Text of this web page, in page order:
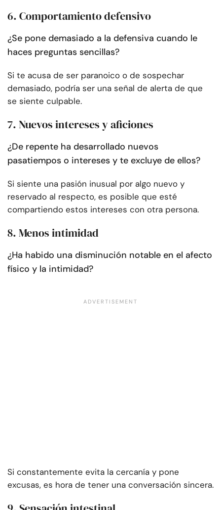
6. Comportamiento defensivo
¿Se pone demasiado a la defensiva cuando le
haces preguntas sencillas?
Si te acusa de ser paranoico o de sospechar
demasiado, podría ser una señal de alerta de que
se siente culpable.
7. Nuevos intereses y aficiones
¿De repente ha desarrollado nuevos
pasatiempos o intereses y te excluye de ellos?
Si siente una pasión inusual por algo nuevo y
reservado al respecto, es posible que esté
compartiendo estos intereses con otra persona.
8. Menos intimidad
¿Ha habido una disminución notable en el afecto
físico y la intimidad?
Si constantemente evita la cercanía y pone
excusas, es hora de tener una conversación sincera.